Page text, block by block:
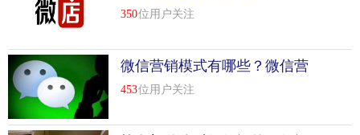
350位用户关注
微信营销模式有哪些？微信营
销模式分析
453位用户关注